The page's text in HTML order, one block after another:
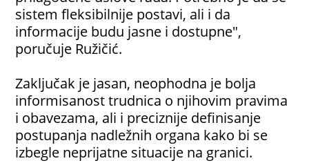
sistem fleksibilnije postavi, ali i da
informacije budu jasne i dostupne",
poručuje Ružičić.
Zaključak je jasan, neophodna je bolja
informisanost trudnica o njihovim pravima
i obavezama, ali i preciznije definisanje
postupanja nadležnih organa kako bi se
izbegle neprijatne situacije na granici.